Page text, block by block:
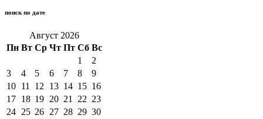
поиск по дате
Август 2026
Пн Вт Ср Чт Пт Сб Вс
1
2
3
4 5 6 7 8
9
10 11 12 13 14 15 16
17 18 19 20 21 22 23
24 25 26 27 28 29 30